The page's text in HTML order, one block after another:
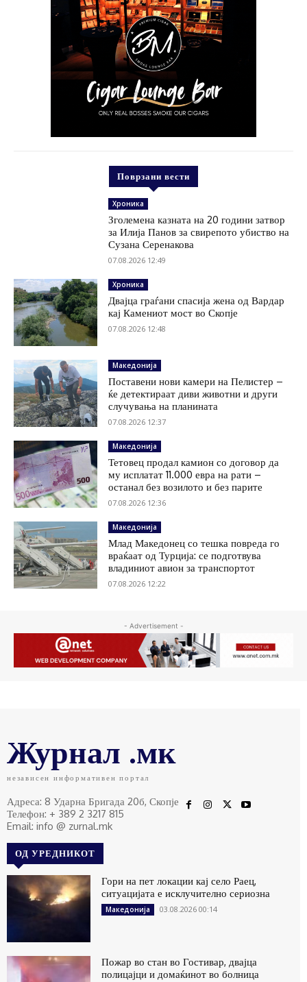
Поврзани вести
Хроника
Зголемена казната на 20 години затвор
за Илија Панов за свирепото убиство на
Сузана Серенакова
07.08.2026 12:49
Хроника
Двајца граѓани спасија жена од Вардар
кај Камениот мост во Скопје
07.08.2026 12:48
Македонија
Поставени нови камери на Пелистер –
ќе детектираат диви животни и други
случувања на планината
07.08.2026 12:37
Македонија
Тетовец продал камион со договор да
му исплатат 11.000 евра на рати –
останал без возилото и без парите
07.08.2026 12:36
Македонија
Млад Македонец со тешка повреда го
враќаат од Турција: се подготвува
владиниот авион за транспортот
07.08.2026 12:22
- Advertisement -
Журнал .мк
независен информативен портал
Адреса: 8 Ударна Бригада 20б, Скопје
Телефон: + 389 2 3217 815
Email: info @ zurnal.mk
ОД УРЕДНИКОТ
Гори на пет локации кај село Раец,
ситуацијата е исклучително сериозна
Македонија 03.08.2026 00:14
Пожар во стан во Гостивар, двајца
полицајци и домаќинот во болница